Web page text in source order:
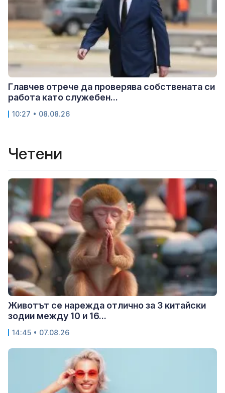
Главчев отрече да проверява собствената си
работа като служебен...
10:27 • 08.08.26
Четени
Животът се нарежда отлично за 3 китайски
зодии между 10 и 16...
14:45 • 07.08.26